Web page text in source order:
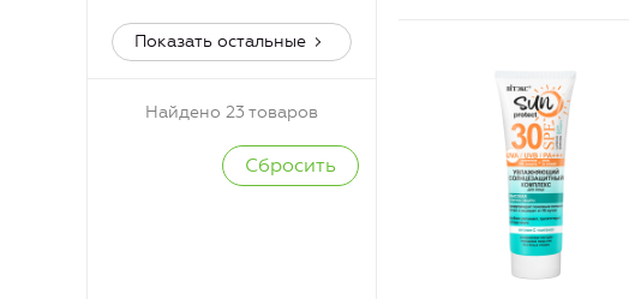
Показать остальные
Найдено 23 товаров